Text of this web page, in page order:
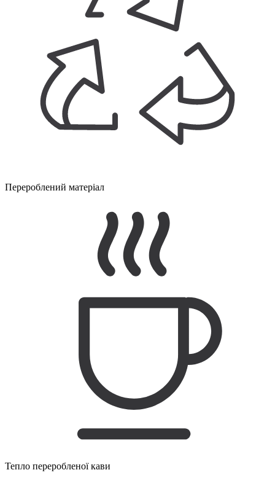
Перероблений матеріал
Тепло переробленої кави